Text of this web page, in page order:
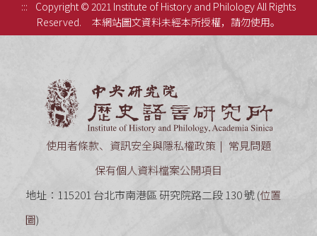
:::
Copyright © 2021 Institute of History and Philology All Rights
Reserved.
本網站圖文資料未經本所授權，請勿使用。
使用者條款、資訊安全與隱私權政策
常見問題
保有個人資料檔案公開項目
地址：115201 台北市南港區 研究院路二段 130 號 (位置
圖)